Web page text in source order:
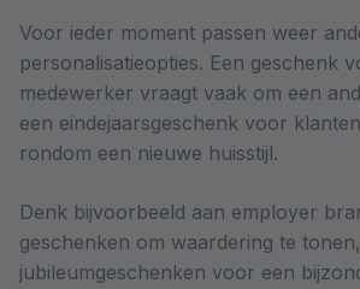
Voor ieder moment passen weer
personalisatieopties. Een geschenk
medewerker vraagt vaak om een
een eindejaarsgeschenk voor
rondom een nieuwe huisstijl.
Denk bijvoorbeeld aan employer
geschenken om waardering te tonen,
jubileumgeschenken voor een